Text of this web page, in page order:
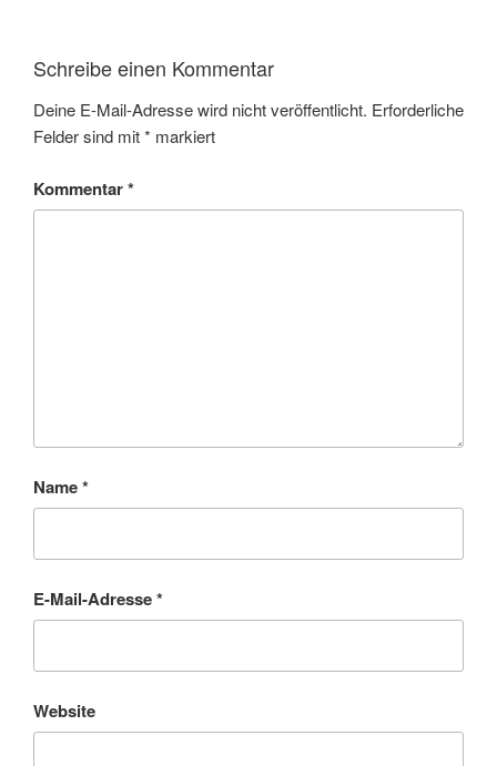
Schreibe einen Kommentar
Deine E-Mail-Adresse wird nicht veröffentlicht. Erforderliche
Felder sind mit* markiert
Kommentar*
Name*
E-Mail-Adresse*
Website